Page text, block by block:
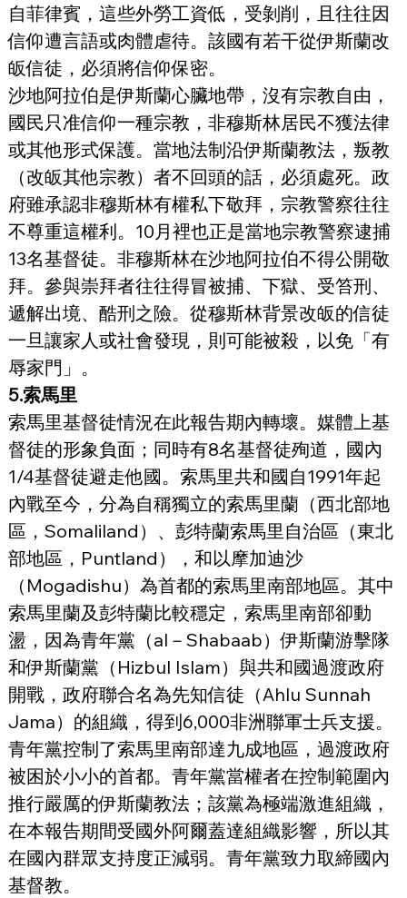
自菲律賓，這些外勞工資低，受剝削，且往往因
信仰遭言語或肉體虐待。該國有若干從伊斯蘭改
皈信徒，必須將信仰保密。
沙地阿拉伯是伊斯蘭心臟地帶，沒有宗教自由，
國民只准信仰一種宗教，非穆斯林居民不獲法律
或其他形式保護。當地法制沿伊斯蘭教法，叛教
（改皈其他宗教）者不回頭的話，必須處死。政
府雖承認非穆斯林有權私下敬拜，宗教警察往往
不尊重這權利。10月裡也正是當地宗教警察逮捕
13名基督徒。非穆斯林在沙地阿拉伯不得公開敬
拜。參與崇拜者往往得冒被捕、下獄、受笞刑、
遞解出境、酷刑之險。從穆斯林背景改皈的信徒
一旦讓家人或社會發現，則可能被殺，以免「有
辱家門」。
5.索馬里
索馬里基督徒情況在此報告期內轉壞。媒體上基
督徒的形象負面；同時有8名基督徒殉道，國內
1/4基督徒避走他國。索馬里共和國自1991年起
內戰至今，分為自稱獨立的索馬里蘭（西北部地
區，Somaliland）、彭特蘭索馬里自治區（東北
部地區，Puntland），和以摩加迪沙
（Mogadishu）為首都的索馬里南部地區。其中
索馬里蘭及彭特蘭比較穩定，索馬里南部卻動
盪，因為青年黨（al－Shabaab）伊斯蘭游擊隊
和伊斯蘭黨（Hizbul Islam）與共和國過渡政府
開戰，政府聯合名為先知信徒（Ahlu Sunnah
Jama）的組織，得到6,000非洲聯軍士兵支援。
青年黨控制了索馬里南部達九成地區，過渡政府
被困於小小的首都。青年黨當權者在控制範圍內
推行嚴厲的伊斯蘭教法；該黨為極端激進組織，
在本報告期間受國外阿爾蓋達組織影響，所以其
在國內群眾支持度正減弱。青年黨致力取締國內
基督教。